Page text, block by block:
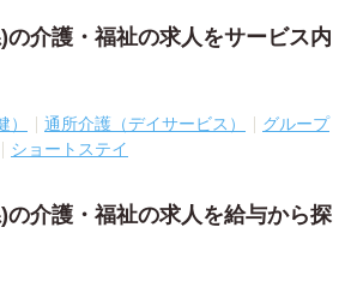
の介護・福祉の求人をサービス内
通所介護（デイサービス）
グループ
ショートステイ
の介護・福祉の求人を給与から探